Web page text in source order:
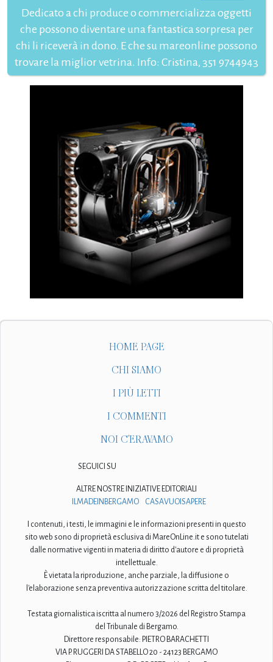
Dedicato a chi produce o commercializza oggetti
che possono diventare una fantastica sorpresa per
chi li riceverà in dono. E che su mareonline possono
trovare la miglior vetrina. Info: Cristina, 351 9744943
HOME PAGE
CHI SIAMO
I PIÙ LETTI
I COMMENTI
NOI C'ERAVAMO
SEGUICI SU
ALTRE NOSTRE INIZIATIVE EDITORIALI
ILMADEINBERGAMO
CASAVUOISAPERE
I contenuti, i testi, le immagini e le informazioni presenti in questo
sito web sono di proprietà esclusiva di MareOnLine.it e sono tutelati
dalle normative vigenti in materia di diritto d'autore e di proprietà
intellettuale.
È vietata la riproduzione, anche parziale, la diffusione o
l'elaborazione senza preventiva autorizzazione scritta del titolare.
Testata giornalistica iscritta al numero 3/2026 del Registro Stampa
del Tribunale di Bergamo.
Direttore responsabile: PIETRO BARACHETTI
VIA P. RUGGERI DA STABELLO 20 - 24123 BERGAMO